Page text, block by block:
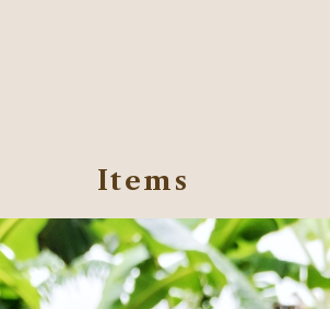
Items